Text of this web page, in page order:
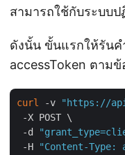
สามารถใช้กับระบบ
ดังนั้น ขั้นแรกให้รันค
accessToken ตาม
curl -v "https://
-X POST \
-d
-H
"Content-Type: